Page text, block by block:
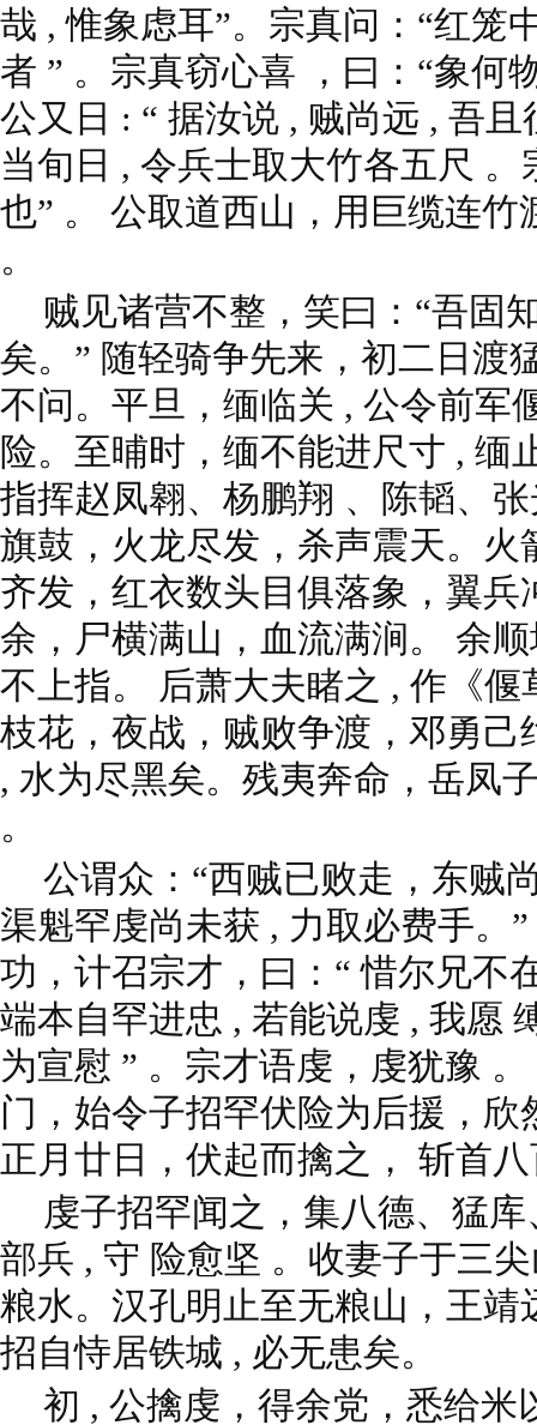
哉 , 惟象虑耳”。宗真问：“红笼
者 ” 。宗真窃心喜 ，曰：“象何
公又日 : “ 据汝说 , 贼尚远 , 吾
当旬日 , 令兵士取大竹各五尺
也” 。 公取道西山，用巨缆连竹
。
贼见诸营不整，笑曰：“吾固
矣。” 随轻骑争先来，初二日渡
不问。平旦，缅临关 , 公令前军
险。至晡时，缅不能进尺寸 , 缅
指挥赵凤翱、杨鹏翔 、陈韬、
旗鼓，火龙尽发，杀声震天。火
齐发，红衣数头目俱落象，翼
余，尸横满山，血流满涧。 余
不上指。 后萧大夫睹之 , 作《
枝花，夜战，贼败争渡，邓勇己
, 水为尽黑矣。残夷奔命，岳凤
。
公谓众：“西贼已败走，东贼
渠魁罕虔尚未获 , 力取必费手。
功，计召宗才，曰：“ 惜尔兄不
端本自罕进忠 , 若能说虔 , 我愿
为宣慰 ” 。宗才语虔，虔犹豫
门，始令子招罕伏险为后援，
正月廿日，伏起而擒之， 斩首
虔子招罕闻之，集八德、猛
部兵 , 守 险愈坚 。收妻子于三
粮水。汉孔明止至无粮山，王靖
招自恃居铁城 , 必无患矣。
初 , 公擒虔，得余党，悉给米